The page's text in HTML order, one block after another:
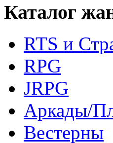
Каталог
RTS и
RPG
JRPG
Аркады/
Вестерны